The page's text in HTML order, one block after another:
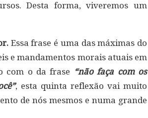
Desta forma, viveremos um
Essa frase é uma das máximas do
e mandamentos morais atuais em
com o da frase “não faça com os
, esta quinta reflexão vai muito
de nós mesmos e numa grande